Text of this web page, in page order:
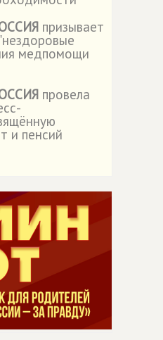
призывает
медпомощи
провела
и пенсий